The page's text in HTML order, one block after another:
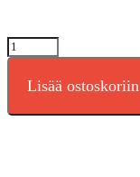
B2
Audio
RAGE
15"
Lisää ostoskoriin